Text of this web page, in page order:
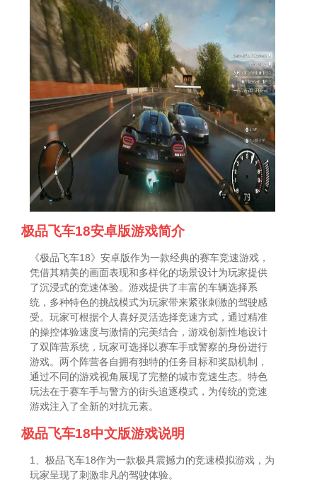
极品飞车18安卓版游戏简介
《极品飞车18》安卓版作为一款经典的赛车竞速游戏，
凭借其精美的画面表现和多样化的场景设计为玩家提供
了沉浸式的竞速体验。游戏提供了丰富的车辆选择系
统，多种特色的挑战模式为玩家带来紧张刺激的驾驶感
受。玩家可根据个人喜好灵活选择竞速方式，通过精准
的操控体验速度与激情的完美结合，游戏创新性地设计
了双阵营系统，玩家可选择以赛车手或警察的身份进行
游戏。两个阵营各自拥有独特的任务目标和奖励机制，
通过不同的游戏视角展现了完整的城市竞速生态。特色
玩法在于赛车手与警方的街头追逐模式，为传统的竞速
游戏注入了全新的对抗元素。
极品飞车18中文版游戏说明
1、极品飞车18作为一款极具震撼力的竞速模拟游戏，为
玩家呈现了刺激非凡的驾驶体验。